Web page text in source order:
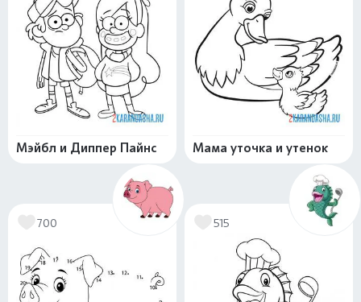
Мэйбл и Диппер Пайнс Мама уточка и утенок
700 515